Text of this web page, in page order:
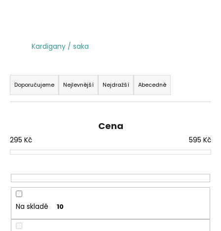
Kardigany / saka
Ř
a
z
í
p
o
d
u
k
Doporučujeme Nejlevnější Nejdražší Abecedně
Cena
295 Kč 595 Kč
Na skladě 10